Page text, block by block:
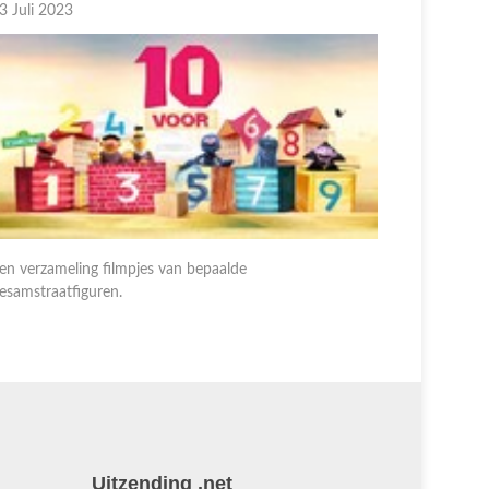
Juni 2023
verzameling filmpjes van bepaalde
Uitzending .net